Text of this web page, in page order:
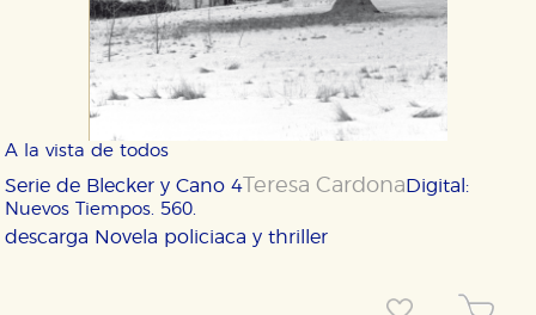
A la vista de todos
Serie de Blecker y Cano 4 Teresa Cardona
Nuevos Tiempos. 560.
Digital:
descarga Novela policiaca y thriller